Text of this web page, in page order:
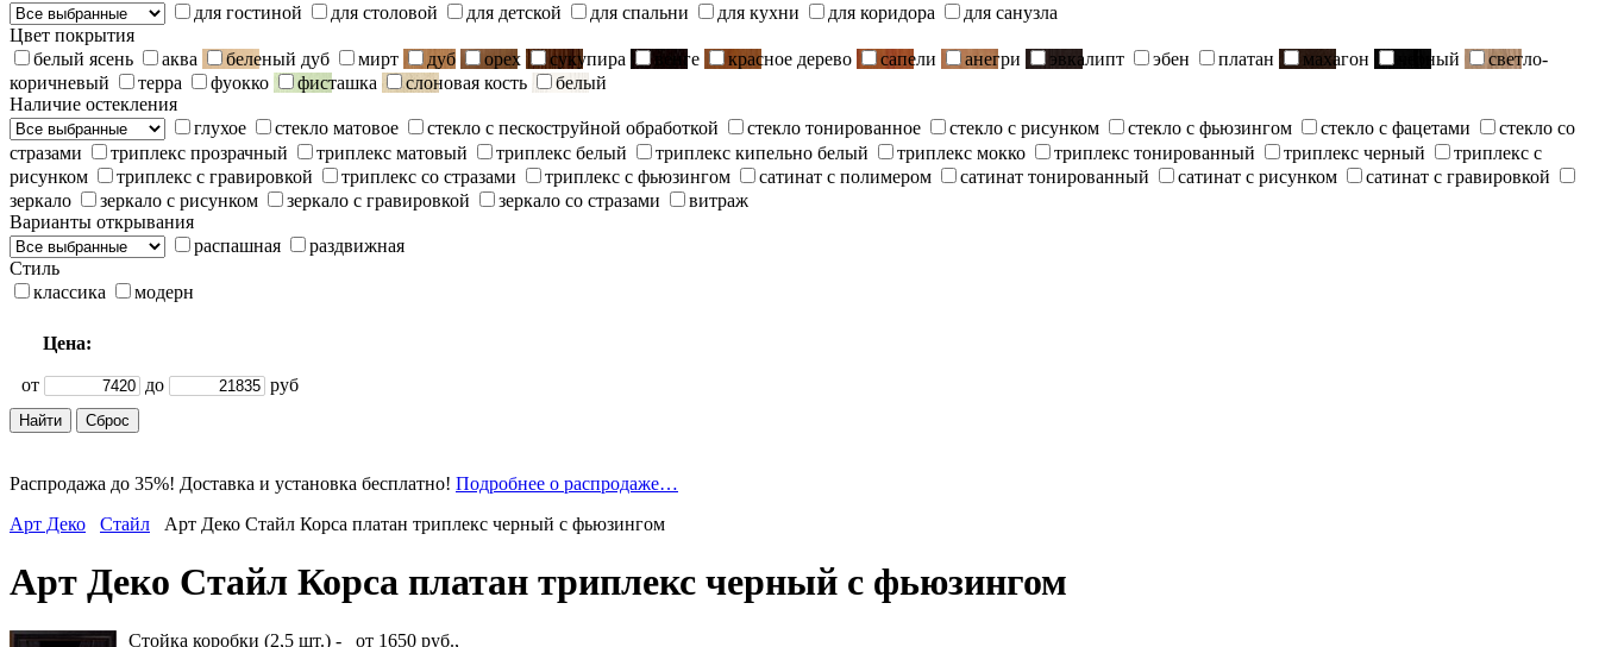
для гостиной
для столовой для детской для спальни для кухни для коридора
для санузла
Цвет покрытия
белый ясень
аква беленый дуб мирт дуб орех сукупира венге красное дерево сапели анегри эвкалипт эбен платан махагон черный
светло-
коричневый
терра фуокко фисташка слоновая кость
белый
Наличие остекления
глухое
стекло матовое стекло с пескоструйной обработкой стекло тонированное стекло с рисунком стекло с фьюзингом стекло с фацетами
стекло со
стразами
триплекс прозрачный триплекс матовый триплекс белый триплекс кипельно белый триплекс мокко триплекс тонированный триплекс черный
триплекс с
рисунком
триплекс с гравировкой триплекс со стразами триплекс с фьюзингом сатинат с полимером сатинат тонированный сатинат с рисунком
сатинат с гравировкой
зеркало
зеркало с рисунком зеркало с гравировкой зеркало со стразами
витраж
Варианты открывания
распашная
раздвижная
Стиль
классика
модерн
Цена:
от до руб
Распродажа до 35%! Доставка и установка бесплатно! Подробнее о распродаже…
Арт Деко
Стайл Арт Деко Стайл Корса платан триплекс черный с фьюзингом
Арт Деко Стайл Корса платан триплекс черный с фьюзингом
Стойка коробки (2,5 шт.) - от 1650 руб.,